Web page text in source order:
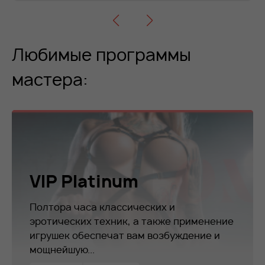
Любимые программы
мастера:
VIP Platinum
Полтора часа классических и
эротических техник, а также применение
игрушек обеспечат вам возбуждение и
мощнейшую...